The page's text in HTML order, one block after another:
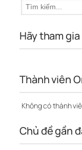
Hãy tham
Thành viên
Không có thành
Chủ đề gần